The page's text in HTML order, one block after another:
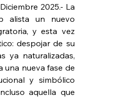
2025.- La
alista un nuevo
y esta vez
despojar de su
ya naturalizadas,
una nueva fase de
y simbólico
aquella que